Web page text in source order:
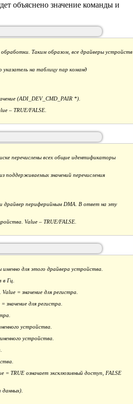
объяснено значение команды и
Таким образом, все драйверы устройств
на таблицу пар команд
(ADI_DEV_CMD_PAIR *).
– TRUE/FALSE.
перечислены всех общие идентификаторы
поддерживаемых значений перечисления
драйвер периферийным DMA. В ответ на эту
Value – TRUE/FALSE.
для этого драйвера устройства.
Гц.
= значение для регистра.
значение для регистра.
устройства.
устройства.
TRUE означает эксклюзивный доступ, FALSE
данных).